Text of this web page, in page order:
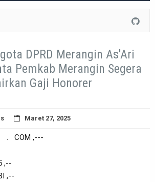
DPRD Merangin As'Ari
Pemkab Merangin Segera
Gaji Honorer
Maret 27, 2025
. COM ,---
,--
,--